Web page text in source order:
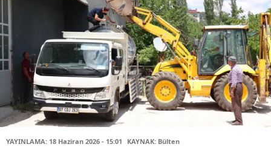
YAYINLAMA: 18 Haziran 2026 - 15:01 KAYNAK: Bülten